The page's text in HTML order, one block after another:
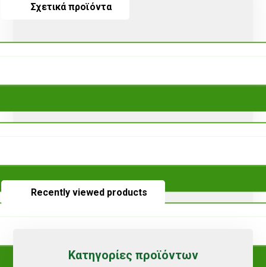
Σχετικά προϊόντα
Recently viewed products
Κατηγορίες προϊόντων